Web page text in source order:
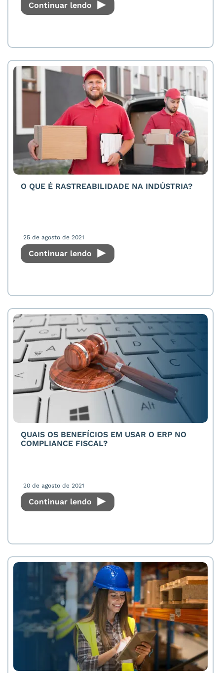
Continuar lendo
O QUE É RASTREABILIDADE NA INDÚSTRIA?
25 de agosto de 2021
Continuar lendo
QUAIS OS BENEFÍCIOS EM USAR O ERP NO
COMPLIANCE FISCAL?
20 de agosto de 2021
Continuar lendo